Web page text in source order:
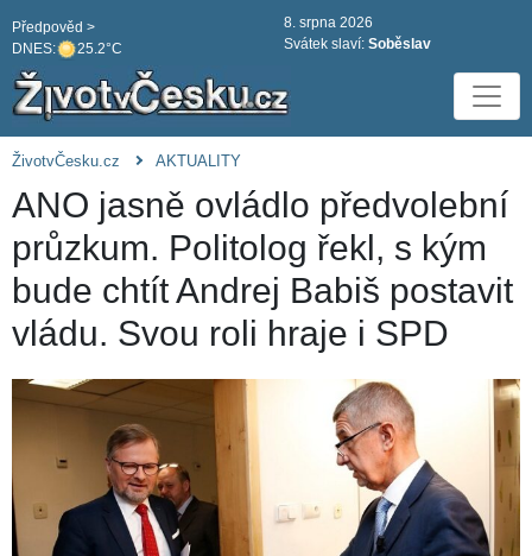
DNES: 25.2°C
Předpověd >
8. srpna 2026
Svátek slaví: Soběslav
ŽivotvČesku.cz AKTUALITY
ANO jasně ovládlo předvolební
průzkum. Politolog řekl, s kým
bude chtít Andrej Babiš postavit
vládu. Svou roli hraje i SPD